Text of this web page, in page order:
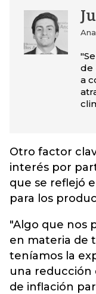
de
a
Otro factor
interés por
que se reflejó
para los
"Algo que nos
en materia de
teníamos la
una reducción
de inflación